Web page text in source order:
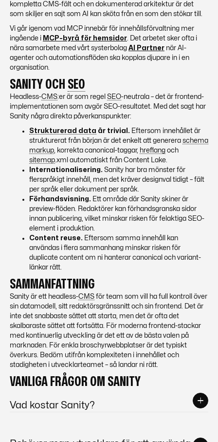
kompletta CMS-fält och en dokumenterad arkitektur är det
som skiljer en sajt som AI kan sköta från en som den stökar till.
Vi går igenom vad MCP innebär för innehållsförvaltning mer
ingående i MCP-byrå för hemsidor . Det arbetet sker ofta i
nära samarbete med vårt systerbolag AI Partner när AI-
agenter och automationsflöden ska kopplas djupare in i en
organisation.
SANITY OCH SEO
Headless-CMS:er är som regel SEO-neutrala – det är frontend-
implementationen som avgör SEO-resultatet. Med det sagt har
Sanity några direkta påverkanspunkter:
Strukturerad data är trivial. Eftersom innehållet är
strukturerat från början är det enkelt att generera schema
markup , korrekta canonical-taggar, hreflang och
sitemap .xml automatiskt från Content Lake.
Internationalisering. Sanity har bra mönster för
flerspråkigt innehåll, men det kräver designval tidigt – fält
per språk eller dokument per språk.
Förhandsvisning. Ett område där Sanity skiner är
preview-flöden. Redaktörer kan förhandsgranska sidor
innan publicering, vilket minskar risken för felaktiga SEO-
element i produktion.
Content reuse. Eftersom samma innehåll kan
användas i flera sammanhang minskar risken för
duplicate content om ni hanterar canonical och variant-
länkar rätt.
SAMMANFATTNING
Sanity är ett headless-CMS för team som vill ha full kontroll över
sin datamodell, sitt redaktörsgränssnitt och sin frontend. Det är
inte det snabbaste sättet att starta, men det är ofta det
skalbaraste sättet att fortsätta. För moderna frontend-stackar
med kontinuerlig utveckling är det ett av de bästa valen på
marknaden. För enkla broschyrwebbplatser är det typiskt
överkurs. Bedöm utifrån komplexiteten i innehållet och
stadigheten i utvecklarteamet – så landar ni rätt.
VANLIGA FRÅGOR OM SANITY
Vad kostar Sanity?